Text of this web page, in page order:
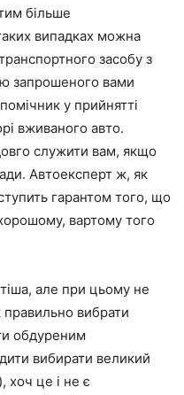
більше
випадках можна
засобу з
запрошеного вами
у прийнятті
вживаного авто.
служити вам, якщо
Автоексперт ж, як
гарантом того, що
вартому того
але при цьому не
правильно вибрати
обдуреним
вибирати великий
хоч це і не є